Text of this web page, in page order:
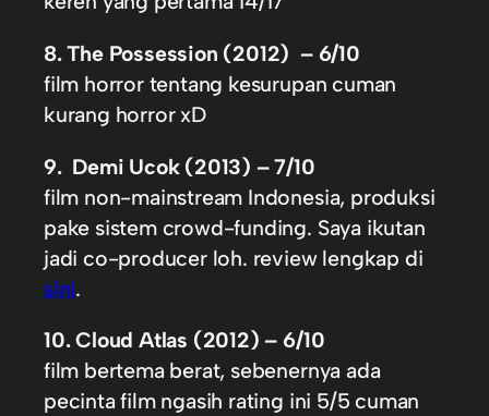
8. The Possession (2012) – 6/10
film horror tentang kesurupan cuman
kurang horror xD
9. Demi Ucok (2013) – 7/10
film non-mainstream Indonesia, produksi
pake sistem crowd-funding. Saya ikutan
jadi co-producer loh. review lengkap di
sini.
10. Cloud Atlas (2012) – 6/10
film bertema berat, sebenernya ada
pecinta film ngasih rating ini 5/5 cuman